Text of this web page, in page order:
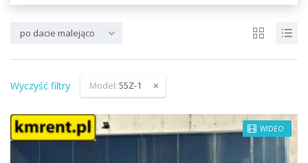
po dacie malejąco
Wyczyść filtry Model:55Z-1
WIDEO